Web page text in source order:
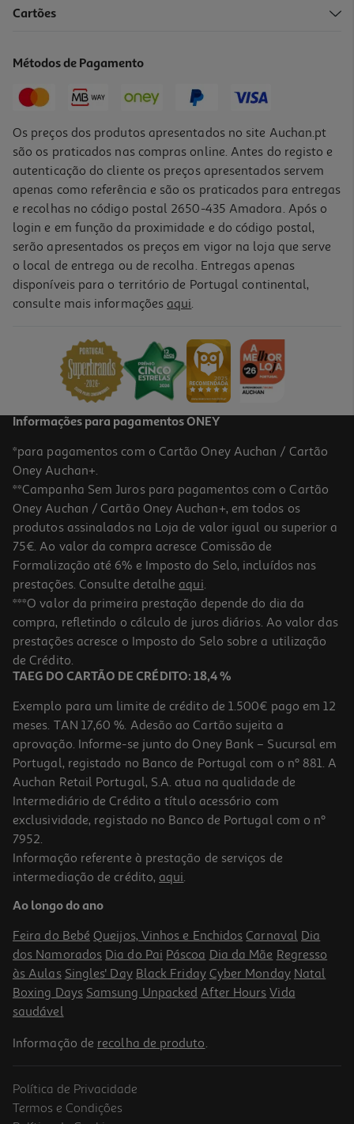
Biberão Lovi Mammafeel 3m+
15,28 €
Biberão Lovi Mammafeel 0m+
14.89 €/un
14,89 €
Conjunto Biberons Nuk For Nature 2 Bib+1 Chup Sil16
25.11 €/un
25,11 €
Cartões
Métodos de Pagamento
Os preços dos produtos apresentados no site Auchan.pt
são os praticados nas compras online. Antes do registo e
autenticação do cliente os preços apresentados servem
apenas como referência e são os praticados para entregas
e recolhas no código postal 2650-435 Amadora. Após o
login e em função da proximidade e do código postal,
serão apresentados os preços em vigor na loja que serve
o local de entrega ou de recolha. Entregas apenas
disponíveis para o território de Portugal continental,
consulte mais informações aqui.
Informações para pagamentos ONEY
*para pagamentos com o Cartão Oney Auchan / Cartão
Oney Auchan+.
**Campanha Sem Juros para pagamentos com o Cartão
Oney Auchan / Cartão Oney Auchan+, em todos os
produtos assinalados na Loja de valor igual ou superior a
75€. Ao valor da compra acresce Comissão de
Formalização até 6% e Imposto do Selo, incluídos nas
prestações. Consulte detalhe aqui.
***O valor da primeira prestação depende do dia da
compra, refletindo o cálculo de juros diários. Ao valor das
prestações acresce o Imposto do Selo sobre a utilização
de Crédito.
TAEG DO CARTÃO DE CRÉDITO: 18,4 %
Exemplo para um limite de crédito de 1.500€ pago em 12
meses. TAN 17,60 %. Adesão ao Cartão sujeita a
aprovação. Informe-se junto do Oney Bank – Sucursal em
Portugal, registado no Banco de Portugal com o nº 881. A
Auchan Retail Portugal, S.A. atua na qualidade de
Intermediário de Crédito a título acessório com
exclusividade, registado no Banco de Portugal com o nº
7952.
Informação referente à prestação de serviços de
intermediação de crédito, aqui.
Ao longo do ano
Feira do Bebé Queijos, Vinhos e Enchidos Carnaval Dia
dos Namorados Dia do Pai Páscoa Dia da Mãe Regresso
às Aulas Singles' Day Black Friday Cyber Monday Natal
Boxing Days Samsung Unpacked After Hours Vida
saudável
Informação de recolha de produto.
Política de Privacidade
Termos e Condições